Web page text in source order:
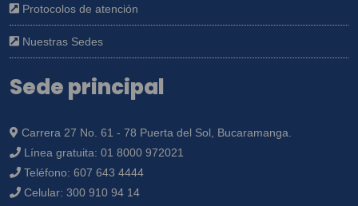
Protocolos de atención
Nuestras Sedes
Sede principal
Carrera 27 No. 61 - 78 Puerta del Sol, Bucaramanga.
Línea gratuita: 01 8000 972021
Teléfono: 607 643 4444
Celular: 300 910 94 14